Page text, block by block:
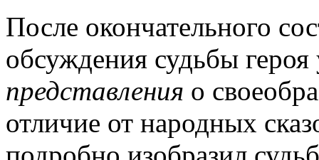
После окончательного
обсуждения судьбы
представления о
отличие от народных